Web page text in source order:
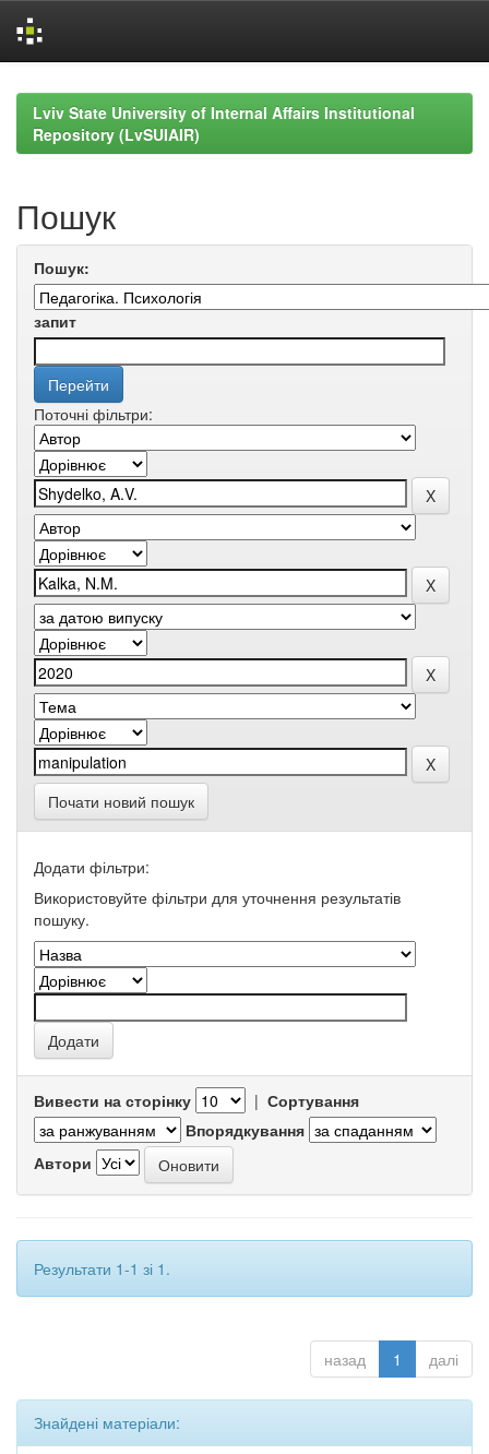
navigationLviv State University of Internal Affairs Institutional
Repository (LvSUIAIR)
Пошук
Пошук:
запит
Поточні фільтри:
Почати новий пошук
Додати фільтри:
Використовуйте фільтри для уточнення результатів
пошуку.
Вивести на сторінку | Сортування
Впорядкування
Автори
Результати 1-1 зі 1.
назад 1 далі
Знайдені матеріали: